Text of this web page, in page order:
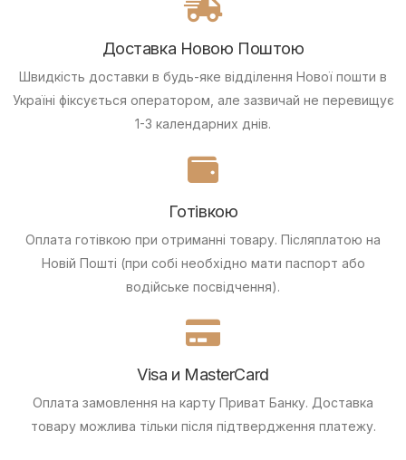
Доставка Новою Поштою
Швидкість доставки в будь-яке відділення Нової пошти в
Україні фіксується оператором, але зазвичай не перевищує
1-3 календарних днів.
Готівкою
Оплата готівкою при отриманні товару. Післяплатою на
Новій Пошті (при собі необхідно мати паспорт або
водійське посвідчення).
Visa и MasterCard
Оплата замовлення на карту Приват Банку. Доставка
товару можлива тільки після підтвердження платежу.